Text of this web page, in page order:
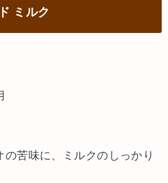
ミルク
苦味に、ミルクのしっかり